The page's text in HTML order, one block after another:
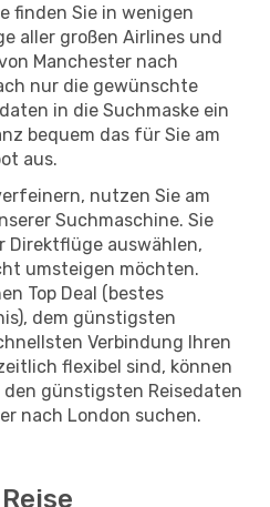
finden Sie in wenigen
aller großen Airlines und
Manchester nach
nur die gewünschte
in die Suchmaske ein
bequem das für Sie am
aus.
nutzen Sie am
Suchmaschine. Sie
Direktflüge auswählen,
umsteigen möchten.
Top Deal (bestes
dem günstigsten
Verbindung Ihren
flexibel sind, können
günstigsten Reisedaten
nach London suchen.